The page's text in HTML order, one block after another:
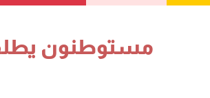
مستوطنون